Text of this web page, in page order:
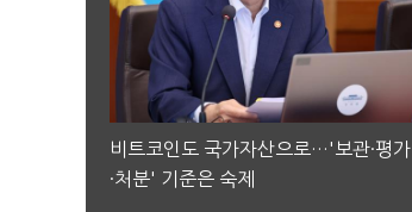
비트코인도 국가자산으로…'보관·평가
·처분' 기준은 숙제